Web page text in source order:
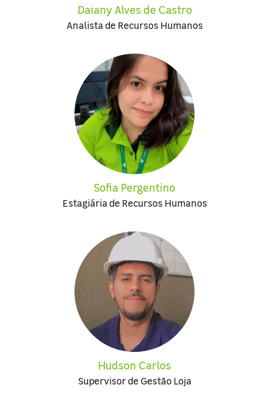
Daiany Alves de Castro
Analista de Recursos Humanos
Sofia Pergentino
Estagiária de Recursos Humanos
Hudson Carlos
Supervisor de Gestão Loja